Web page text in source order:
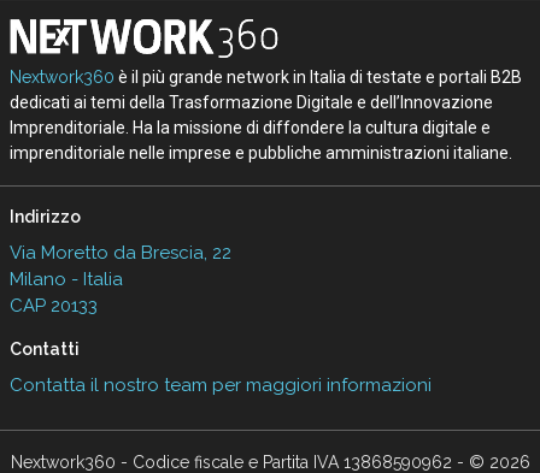
Nextwork360 è il più grande network in Italia di testate e portali B2B
dedicati ai temi della Trasformazione Digitale e dell’Innovazione
Imprenditoriale. Ha la missione di diffondere la cultura digitale e
imprenditoriale nelle imprese e pubbliche amministrazioni italiane.
Indirizzo
Via Moretto da Brescia, 22
Milano - Italia
CAP 20133
Contatti
Contatta il nostro team per maggiori informazioni
Nextwork360 - Codice fiscale e Partita IVA 13868590962 - © 2026